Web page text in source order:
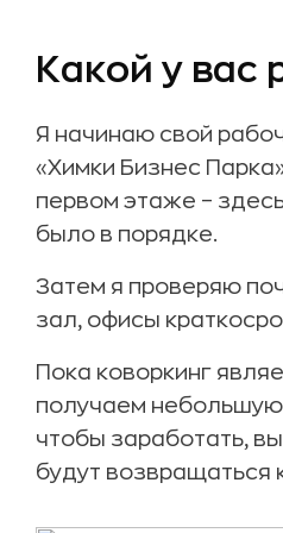
Какой у вас
Я начинаю свой
«Химки Бизнес
первом этаже –
было в порядке.
Затем я проверяю
зал, офисы
Пока коворкинг
получаем небольшую
чтобы заработать,
будут возвращаться